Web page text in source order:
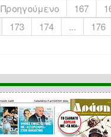
Προηγούμενο 167
173 174 ... 176